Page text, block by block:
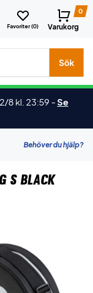
Favoriter (0)
0
Varukorg
Sök
8 kl. 23:59 -Se
Behöver du hjälp?
S Black